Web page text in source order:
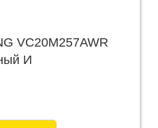
VC20M257AWR
И